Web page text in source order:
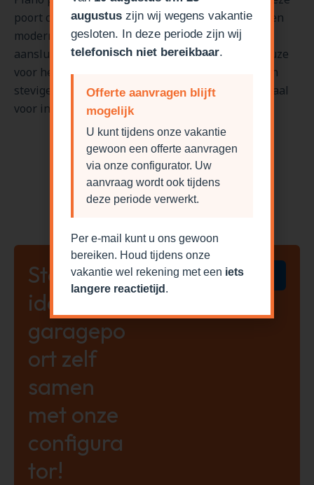
poort combineert gemak en functionaliteit met een
moderne, professionele uitstraling, die perfect
aansluit bij de uitstraling van het gebouw. De keuze
voor het Stucco Plano paneel zorgt voor zowel een
stevige structuur als een elegante afwerking, ideaal
voor industriële toepassingen.
Stel uw
ideale
garagepo
ort zelf
samen
met onze
configura
tor!
Stel hier uw offerte samen
augustus zijn wij wegens vakantie
gesloten. In deze periode zijn wij
telefonisch niet bereikbaar.
Offerte aanvragen blijft
mogelijk
U kunt tijdens onze vakantie
gewoon een offerte aanvragen
via onze configurator. Uw
aanvraag wordt ook tijdens
deze periode verwerkt.
Per e-mail kunt u ons gewoon
bereiken. Houd tijdens onze
vakantie wel rekening met een iets
langere reactietijd .